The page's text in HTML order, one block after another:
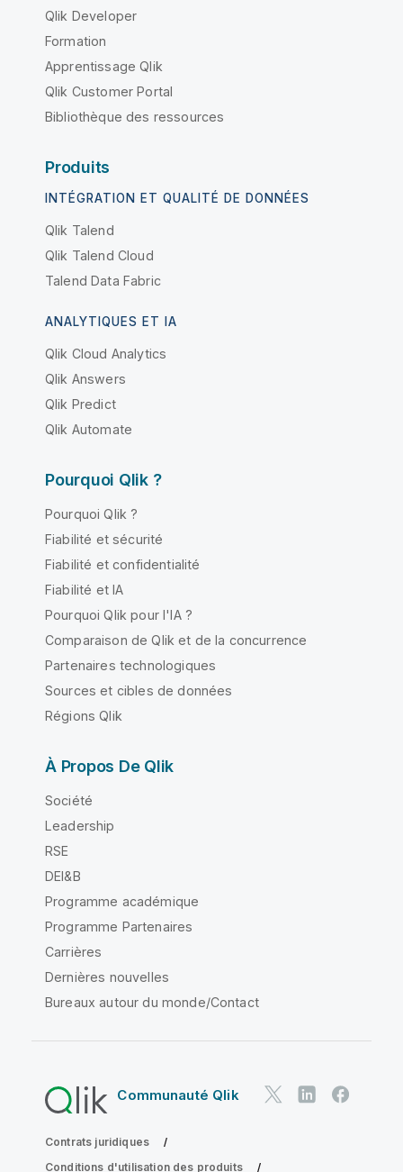
Qlik Developer
Formation
Apprentissage Qlik
Qlik Customer Portal
Bibliothèque des ressources
Produits
INTÉGRATION ET QUALITÉ DE DONNÉES
Qlik Talend
Qlik Talend Cloud
Talend Data Fabric
ANALYTIQUES ET IA
Qlik Cloud Analytics
Qlik Answers
Qlik Predict
Qlik Automate
Pourquoi Qlik ?
Pourquoi Qlik ?
Fiabilité et sécurité
Fiabilité et confidentialité
Fiabilité et IA
Pourquoi Qlik pour l'IA ?
Comparaison de Qlik et de la concurrence
Partenaires technologiques
Sources et cibles de données
Régions Qlik
À Propos De Qlik
Société
Leadership
RSE
DEI&B
Programme académique
Programme Partenaires
Carrières
Dernières nouvelles
Bureaux autour du monde/Contact
Communauté Qlik
Contrats juridiques
Conditions d'utilisation des produits